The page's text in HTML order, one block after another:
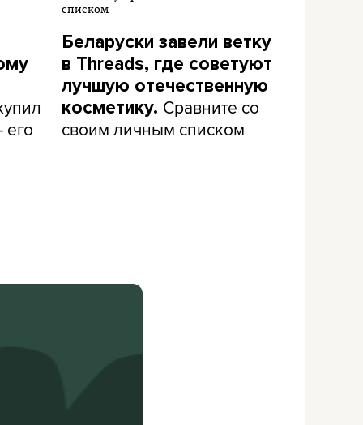
его
Беларуски завели ветку
в Threads, где советуют
лучшую отечественную
косметику. Сравните со
своим личным списком